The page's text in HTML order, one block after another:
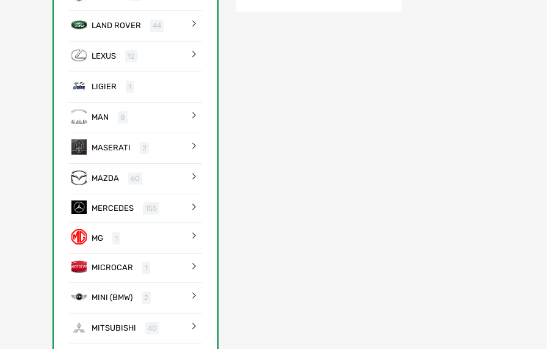
LAND ROVER 44
LEXUS 12
LIGIER 1
MAN 8
MASERATI 2
MAZDA 60
MERCEDES 155
MG 1
MICROCAR 1
MINI (BMW) 2
MITSUBISHI 40